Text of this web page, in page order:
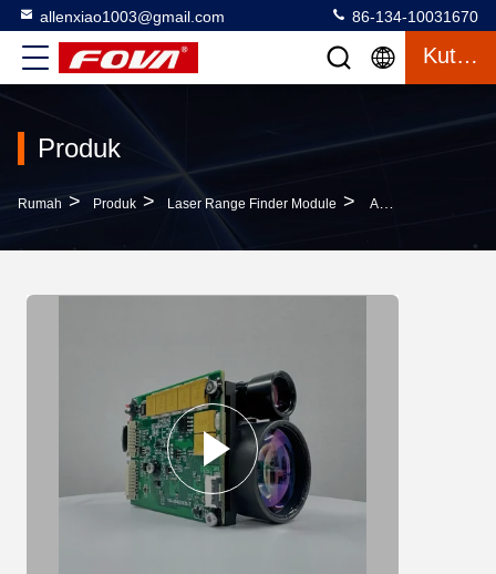
allenxiao1003@gmail.com 86-134-10031670
Kutipan
Produk
Rumah > Produk > Laser Range Finder Module > Adaptif 1535nm Laser Range Module 6km Range Stabil Kinerja Ge 98% Akurasi YZT-CJ-0610A